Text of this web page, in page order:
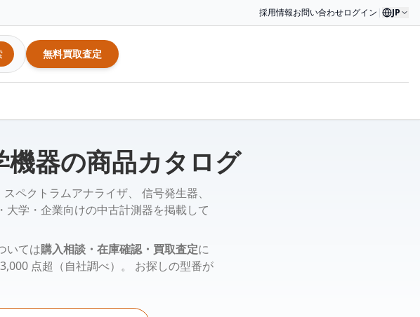
採用情報お問い合わせログイン | JP
無料買取査定
機器の商品カタログ
ペクトラムアナライザ、 信号発生器、
学・企業向けの中古計測器を掲載して
いては購入相談・在庫確認・買取査定に
点超（自社調べ）。 お探しの型番が